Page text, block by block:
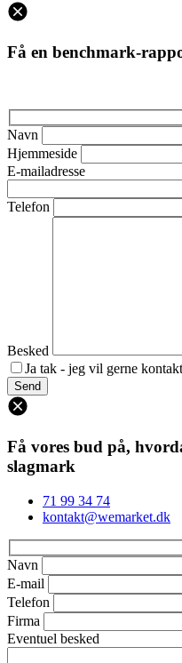
Få en benchmark-
Navn
Hjemmeside
E-mailadresse
Telefon
Besked
Ja tak - jeg vil gerne
Få vores bud på,
slagmark
71 99 34 74
kontakt@wemarket.dk
Navn
E-mail
Telefon
Firma
Eventuel besked